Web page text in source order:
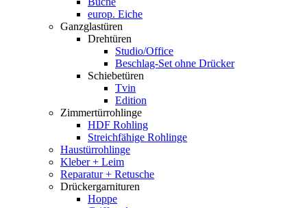
europ. Eiche
Ganzglastüren
Drehtüren
Studio/Office
Beschlag-Set ohne Drücker
Schiebetüren
Tvin
Edition
Zimmertürrohlinge
HDF Rohling
Streichfähige Rohlinge
Haustürrohlinge
Kleber + Leim
Reparatur + Retusche
Drückergarnituren
Hoppe